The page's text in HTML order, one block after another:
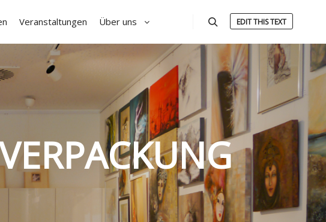
Veranstaltungen Über uns EDIT THIS TEXT